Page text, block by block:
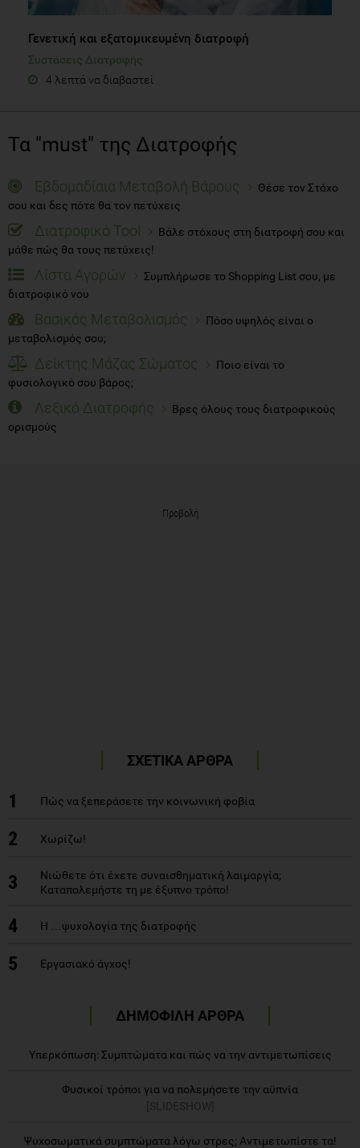
Γενετική και εξατομικευμένη διατροφή
Συστάσεις Διατροφής
4 λεπτά να διαβαστεί
Τα "must" της Διατροφής
Εβδομαδίαια Μεταβολή Βάρους
Θέσε τον Στόχο
σου και δες πότε θα τον πετύχεις
Διατροφικό Tool
Βάλε στόχους στη διατροφή σου και
μάθε πώς θα τους πετύχεις!
Λίστα Αγορών
Συμπλήρωσε το Shopping List σου, με
διατροφικό νου
Βασικός Μεταβολισμός
Πόσο υψηλός είναι ο
μεταβολισμός σου;
Δείκτης Μάζας Σώματος
Ποιο είναι το
φυσιολογικό σου βάρος;
Λεξικό Διατροφής
Βρες όλους τους διατροφικούς
ορισμούς
Προβολή
ΣΧΕΤΙΚΑ ΑΡΘΡΑ
1 Πώς να ξεπεράσετε την κοινωνική φοβία
2 Χωρίζω!
3
Νιώθετε ότι έχετε συναισθηματική λαιμαργία;
Καταπολεμήστε τη με έξυπνο τρόπο!
4 Η …ψυχολογία της διατροφής
5 Εργασιακό άγχος!
ΔΗΜΟΦΙΛΗ ΑΡΘΡΑ
Υπερκόπωση: Συμπτώματα και πώς να την αντιμετωπίσεις
Φυσικοί τρόποι για να πολεμήσετε την αϋπνία
[SLIDESHOW]
Ψυχοσωματικά συμπτώματα λόγω στρες; Αντιμετωπίστε τα!